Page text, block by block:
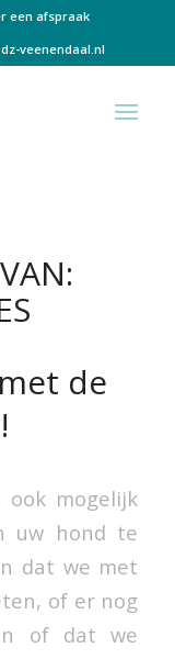
een afspraak
veenendaal.nl
de
mogelijk
uw hond te
dat we met
of er nog
of dat we